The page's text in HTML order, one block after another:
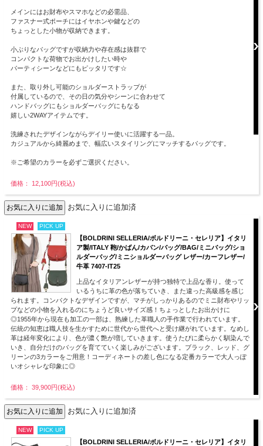
メインにはお財布やスマホなどの必需品、
ファスナー式ポーチにはイヤホンや鍵などの
ちょっとした小物が収納できます。
小ぶりなバッグですが収納力や存在感は抜群で
コンパクトな荷物でお出かけしたい時や
パーティシーンなどにもピッタリです☆
また、取り外し可能のショルダーストラップが
付属しているので、その日の気分やシーンに合わせて
ハンドバッグにもショルダーバッグにもなる
嬉しい2WAYアイテムです。
洗練されたデザインながらデイリー使いに活躍する一品。
カジュアルから綺麗めまで、幅広いスタイリングにマッチするバッグです。
※ご希望のカラーを必ずご選択ください。
価格： 12,100円(税込)
お気に入りに追加済
NEW PICK UP
【BOLDRINI SELLERIA/ボルドリーニ・セレリア】イタリ
ア製/ITALY 鞄/かばん/カバン/バッグ/BAG/ミニバッグ/ショ
ルダーバッグ/ミニショルダーバッグ レザー/カーフレザー/
牛革 7407-IT25
上品なイタリアンレザーが持つ独特で上品な香り。使って
いるうちに革の色が落ちていき、また違った高級感を感じ
られます。コンパクトなデザインですが、マチがしっかりあるのでミニ財布やリッ
プなどの小物を入れるのにちょうど良いサイズ感！ちょっとしたお出かけに
◎1955年から現在も加工の一部は、熟練した革職人の手作業で行われています。
伝統の知恵は職人技を生かすために世代から世代へと受け継がれています。なめし
革は経年変化により、色が濃く艶が増していきます。使うたびに柔らかく馴染んで
いき、自分だけのバッグを育てていく楽しみがございます。ブラック、レッド、グ
リーンの3カラーをご用意！コーディネートの差し色になる定番カラーで大人っぽ
いオシャレな印象に◎
価格： 39,900円(税込)
お気に入りに追加済
NEW PICK UP
【BOLDRINI SELLERIA/ボルドリーニ・セレリア】イタリ